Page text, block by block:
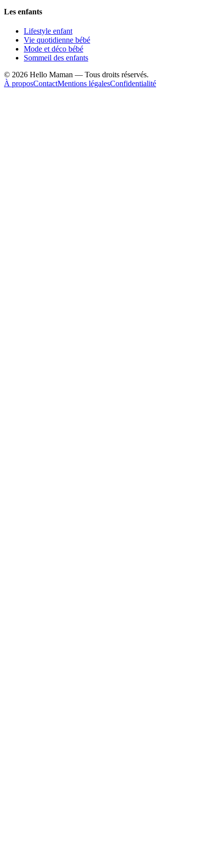
Les enfants
Lifestyle enfant
Vie quotidienne bébé
Mode et déco bébé
Sommeil des enfants
© 2026 Hello Maman — Tous droits réservés.
À proposContactMentions légalesConfidentialité